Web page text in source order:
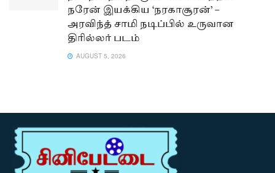
நரேன் இயக்கிய ‘நரகாசூரன்’ –
அரவிந்த் சாமி நடிப்பில் உருவான
திரில்லர் படம்
AUGUST 5, 2026